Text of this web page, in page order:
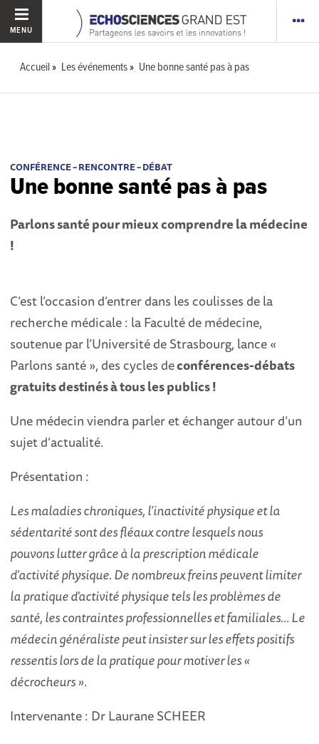
MENU
Accueil Les événements Une bonne santé pas à pas
CONFÉRENCE – RENCONTRE – DÉBAT
Une bonne santé pas à pas
Parlons santé pour mieux comprendre la médecine
!
C’est l’occasion d’entrer dans les coulisses de la
recherche médicale : la Faculté de médecine,
soutenue par l’Université de Strasbourg, lance «
Parlons santé », des cycles deconférences-débats
gratuits destinés à tous les publics !
Une médecin viendra parler et échanger autour d’un
sujet d’actualité.
Présentation :
Les maladies chroniques, l’inactivité physique et la
sédentarité sont des fléaux contre lesquels nous
pouvons lutter grâce à la prescription médicale
d’activité physique. De nombreux freins peuvent limiter
la pratique d'activité physique tels les problèmes de
santé, les contraintes professionnelles et familiales... Le
médecin généraliste peut insister sur les effets positifs
ressentis lors de la pratique pour motiver les «
décrocheurs ».
Intervenante : Dr Laurane SCHEER